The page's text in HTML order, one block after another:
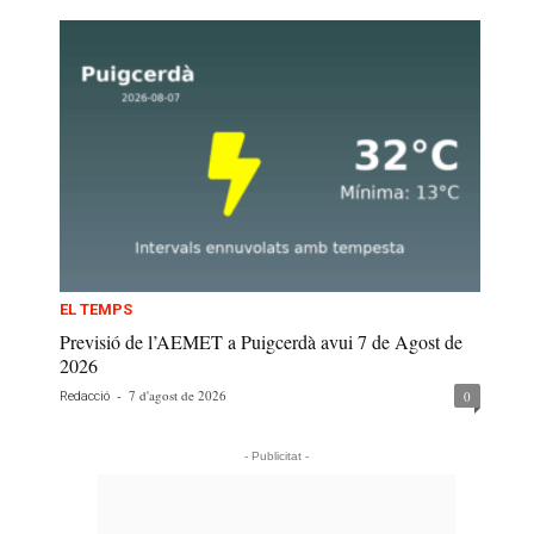
EL TEMPS
Previsió de l’AEMET a Puigcerdà avui 7 de Agost de
2026
Redacció - 7 d'agost de 2026 0
- Publicitat -